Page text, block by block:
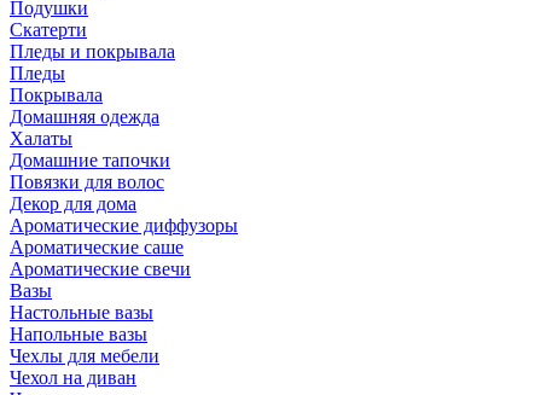
Подушки
Скатерти
Пледы и покрывала
Пледы
Покрывала
Домашняя одежда
Халаты
Домашние тапочки
Повязки для волос
Декор для дома
Ароматические диффузоры
Ароматические саше
Ароматические свечи
Вазы
Настольные вазы
Напольные вазы
Чехлы для мебели
Чехол на диван